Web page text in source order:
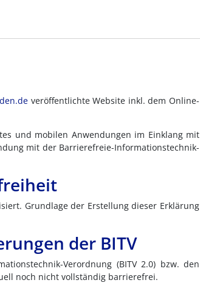
veröffentlichte Website inkl. dem Online-
und mobilen Anwendungen im Einklang mit
mit der Barrierefreie-Informationstechnik-
Grundlage der Erstellung dieser Erklärung
der BITV
Verordnung (BITV 2.0) bzw. den
noch nicht vollständig barrierefrei.